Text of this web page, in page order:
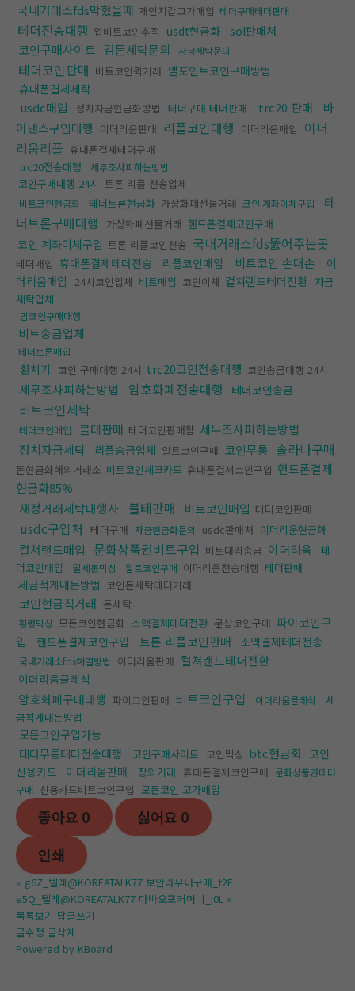
국내거래소fds막혔을때 개인지갑고가매입 테더구매테더판매
테더전송대행 업비트코인추적 usdt현금화 sol판매처
코인구매사이트 검돈세탁문의 자금세탁문의
테더코인판매 비트코인퀵거래 엘포인트코인구매방법
휴대폰결제세탁
usdc매입 정치자금현금화방법 테더구매 테더판매 trc20 판매
바
이낸스구입대행 이더리움판매 리플코인대행 이더리움매입 이더
리움리플 휴대폰결제테더구매
trc20전송대행
세무조사피하는방법
코인구매대행 24시 트론 리플 전송업체
비트코인현금화 테더트론현금화 가상화폐선물거래 코인 계좌이체구입
테
더트론구매대행
가상화폐선물거래 핸드폰결제코인구매
코인 계좌이체구입 트론 리플코인전송 국내거래소fds뚫어주는곳
테더매입 휴대폰결제테더전송 리플코인매입 비트코인 손대손
이
더리움매입 24시코인업체 비트매입 코인이체 컬쳐랜드테더전환 자금
세탁업체
밈코인구매대행
비트송금업체
테더트론매입
환치기 코인 구매대행 24시 trc20코인전송대행 코인송금대행 24시
세무조사피하는방법 암호화폐전송대행 테더코인송금
비트코인세탁
테더코인매입 블테판매 테더코인판매함 세무조사피하는방법
정치자금세탁
리플송금업체 알트코인구매 코인무통 솔라나구매
돈현금화해외거래소 비트코인체크카드 휴대폰결제코인구입 핸드폰결제
현금화85%
재정거래세탁대행사
블테판매 비트코인매입 테더코인판매
usdc구입처 테더구매 자금현금화문의 usdc판매처 이더리움현금화
컬쳐랜드매입 문화상품권비트구입 비트대리송금 이더리움
테
더코인매입
탈세돈믹싱 알트코인구매 이더리움전송대행 테더판매
세금적게내는방법 코인돈세탁테더거래
코인현금직거래 돈세탁
횡령믹싱 모든코인현금화 소액결제테더전환 문상코인구매 파이코인구
입
핸드폰결제코인구입 트론 리플코인판매 소액결제테더전송
국내거래소fds해결방법 이더리움판매 컬쳐랜드테더전환
이더리움클레식
암호화폐구매대행 파이코인판매 비트코인구입 이더리움클레식
세
금적게내는방법
모든코인구입가능
테더무통테더전송대행
코인구매사이트 코인믹싱 btc현금화 코인
신용카드
이더리움판매 장외거래 휴대폰결제코인구매 문화상품권테더
구매 신용카드비트코인구입 모든코인 고가매입
좋아요 0 싫어요 0
인쇄
« g6Z_텔레@KOREATALK77 보안라우터구매_t2E
e5Q_텔레@KOREATALK77 다바오포커머니_j0L »
목록보기 답글쓰기
글수정 글삭제
Powered by KBoard